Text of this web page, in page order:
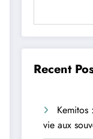
Recent
vie aux